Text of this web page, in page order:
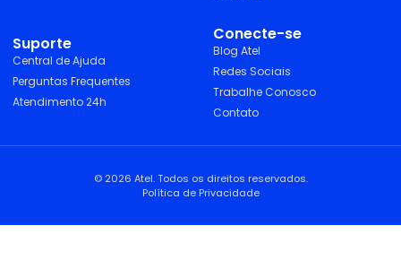
Suporte
Central de Ajuda
Perguntas Frequentes
Atendimento 24h
Conecte-se
Blog Atel
Redes Sociais
Trabalhe Conosco
Contato
© 2026 Atel. Todos os direitos reservados.
Política de Privacidade